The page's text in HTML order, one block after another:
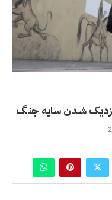
نزدیک شدن سایه جنگ